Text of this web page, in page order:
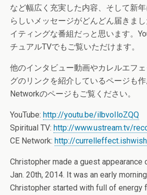
など幅広く充実した内容、そして新
らしいメッセージがどんどん届きま
イティングな番組だっと思います。
チュアルTVでもご覧いただけます。
他のインタビュー動画やカレルエフ
グのリンクを紹介しているページも
Networkのページもご覧ください。
YouTube: http://youtu.be/ilbvoIloZQQ
Spiritual TV: http://www.ustream.tv/
CE Network: http://
Christopher made a guest appearance
Jan. 20th, 2014. It was an early
Christopher started with full of energy